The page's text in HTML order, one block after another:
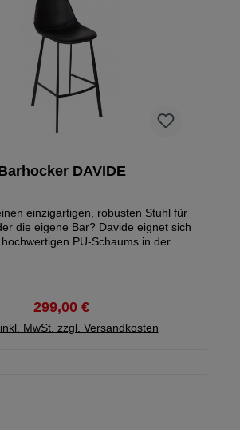
DAVIDE
einzigartigen, robusten Stuhl für
die eigene Bar? Davide eignet sich
PU-Schaums in der
ist sehr stabil und die Fußstütze
den Sitzkomfort nochmals.
299,00 €
MwSt. zzgl. Versandkosten